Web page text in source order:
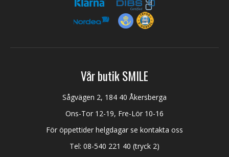
Vår butik SMILE
Sågvägen 2, 184 40 Åkersberga
Ons-Tor 12-19, Fre-Lör 10-16
För öppettider helgdagar se kontakta oss
Tel: 08-540 221 40 (tryck 2)